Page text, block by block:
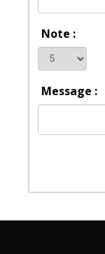
Note :
Message :